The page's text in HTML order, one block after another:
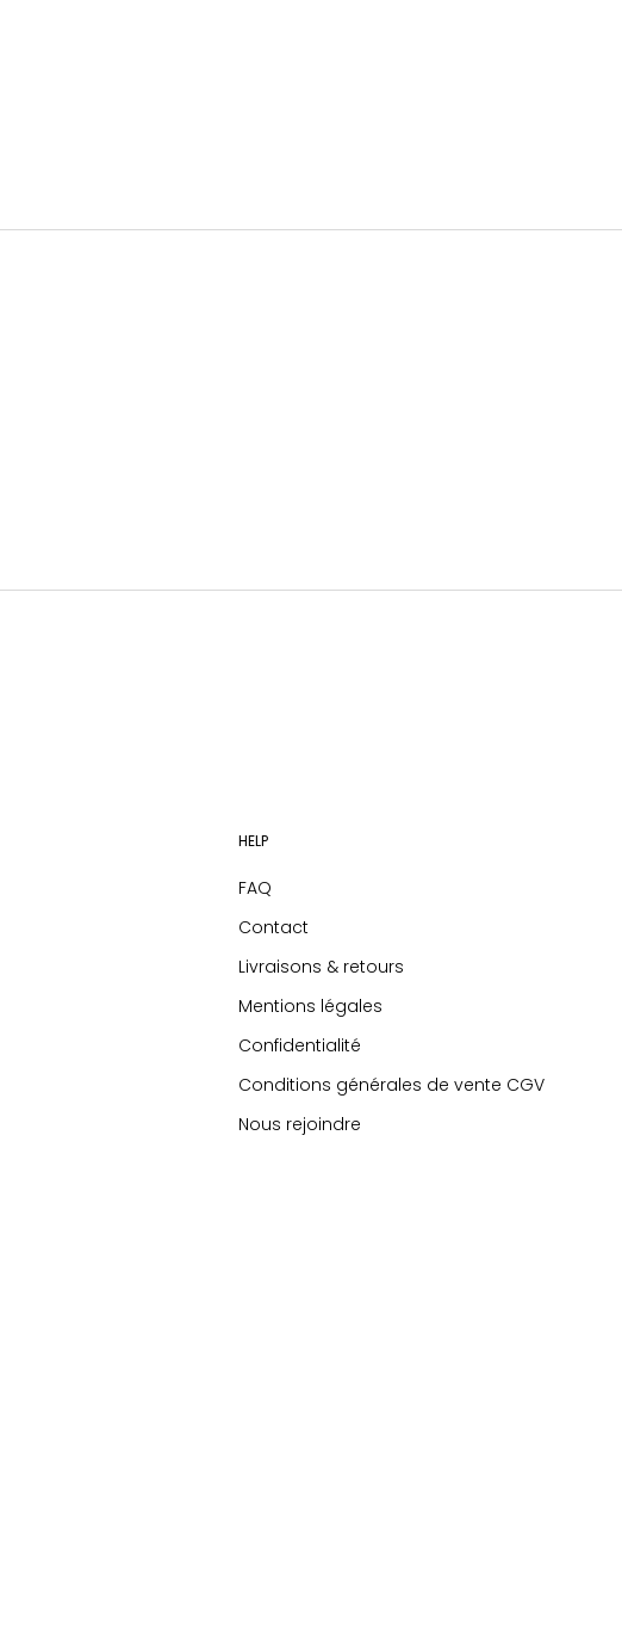
HELP
FAQ
Contact
Livraisons & retours
Mentions légales
Confidentialité
Conditions générales de vente CGV
Nous rejoindre